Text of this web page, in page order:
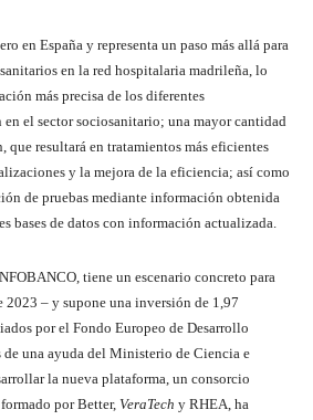
en España y representa un paso más allá para
en la red hospitalaria madrileña, lo
más precisa de los diferentes
el sector sociosanitario; una mayor cantidad
resultará en tratamientos más eficientes
y la mejora de la eficiencia; así como
de pruebas mediante información obtenida
bases de datos con información actualizada.
tiene un escenario concreto para
– y supone una inversión de 1,97
por el Fondo Europeo de Desarrollo
de una ayuda del Ministerio de Ciencia e
la nueva plataforma, un consorcio
por Better,VeraTech y RHEA, ha